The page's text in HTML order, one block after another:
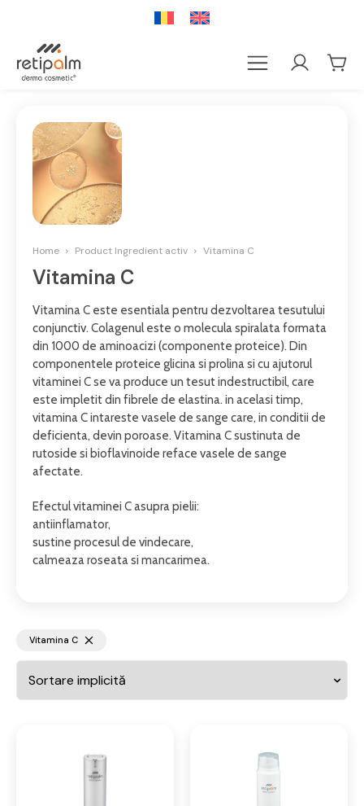
Home Product Ingredient activ Vitamina C
Vitamina C
Vitamina C este esentiala pentru dezvoltarea tesutului
conjunctiv. Colagenul este o molecula spiralata formata
din 1000 de aminoacizi (componente proteice). Din
componentele proteice glicina si prolina si cu ajutorul
vitaminei C se va produce un tesut indestructibil, care
este impletit din fibrele de elastina. in acelasi timp,
vitamina C intareste vasele de sange care, in conditii de
deficienta, devin poroase. Vitamina C sustinuta de
rutoside si bioflavinoide reface vasele de sange
afectate.
Efectul vitaminei C asupra pielii:
antiinflamator,
sustine procesul de vindecare,
calmeaza roseata si mancarimea.
Vitamina C